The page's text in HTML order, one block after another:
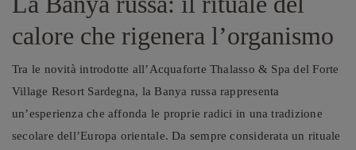
calore che rigenera l’organismo
Tra le novità introdotte all’Acquaforte Thalasso & Spa del Forte
Village Resort Sardegna, la Banya russa rappresenta
un’esperienza che affonda le proprie radici in una tradizione
secolare dell’Europa orientale. Da sempre considerata un rituale